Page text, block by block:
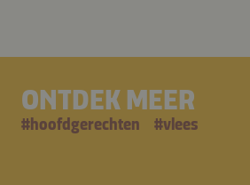
ONTDEK MEER
#hoofdgerechten #vlees